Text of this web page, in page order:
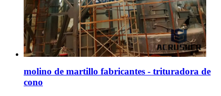
molino de martillo fabricantes - trituradora de
cono